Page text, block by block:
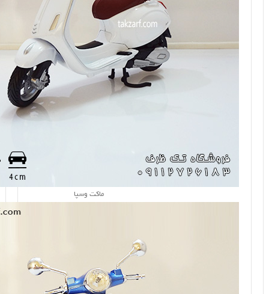
ماکت وسپا